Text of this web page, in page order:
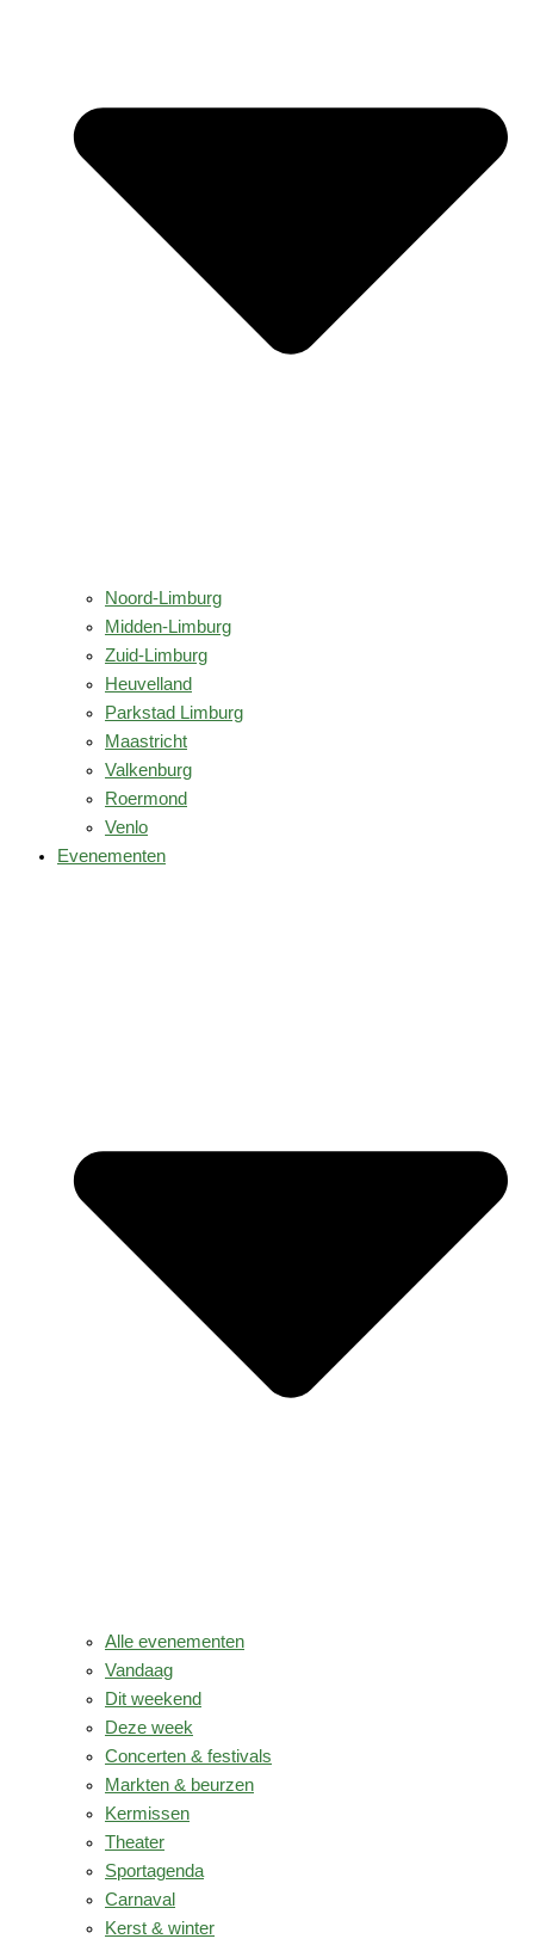
Noord-Limburg
Midden-Limburg
Zuid-Limburg
Heuvelland
Parkstad Limburg
Maastricht
Valkenburg
Roermond
Venlo
Evenementen
Alle evenementen
Vandaag
Dit weekend
Deze week
Concerten & festivals
Markten & beurzen
Kermissen
Theater
Sportagenda
Carnaval
Kerst & winter